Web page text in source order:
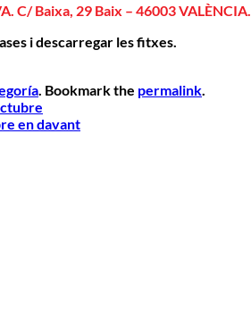
C/ Baixa, 29 Baix – 46003 VALÈNCIA.
i descarregar les fitxes.
. Bookmark the permalink.
en davant